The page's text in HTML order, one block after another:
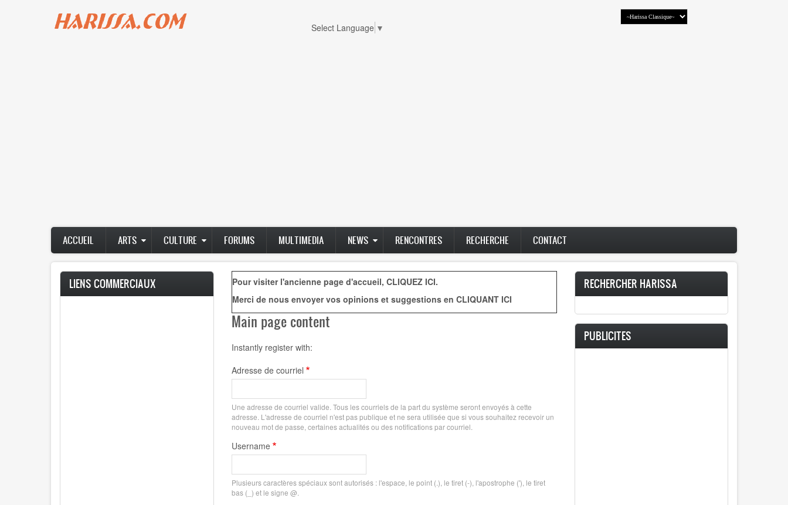
Select Language ▼
Main
navigation
ACCUEIL ARTS CULTURE FORUMS MULTIMEDIA NEWS RENCONTRES RECHERCHE CONTACT
LIENS COMMERCIAUX Pour visiter l'ancienne page d'accueil, CLIQUEZ ICI.
Merci de nous envoyer vos opinions et suggestions en CLIQUANT ICI
Main page content
Instantly register with:
Adresse de courriel
Une adresse de courriel valide. Tous les courriels de la part du système seront envoyés à cette
adresse. L'adresse de courriel n'est pas publique et ne sera utilisée que si vous souhaitez recevoir un
nouveau mot de passe, certaines actualités ou des notifications par courriel.
Username
Plusieurs caractères spéciaux sont autorisés : l'espace, le point (.), le tiret (-), l'apostrophe ('), le tiret
bas (_) et le signe @.
RECHERCHER HARISSA
PUBLICITES